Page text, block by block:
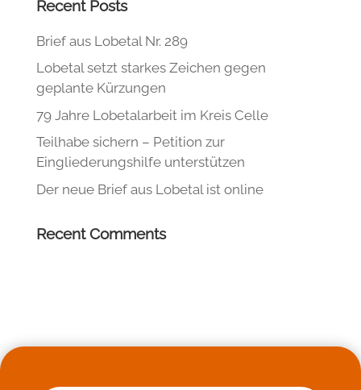
Recent Posts
Brief aus Lobetal Nr. 289
Lobetal setzt starkes Zeichen gegen
geplante Kürzungen
79 Jahre Lobetalarbeit im Kreis Celle
Teilhabe sichern – Petition zur
Eingliederungshilfe unterstützen
Der neue Brief aus Lobetal ist online
Recent Comments